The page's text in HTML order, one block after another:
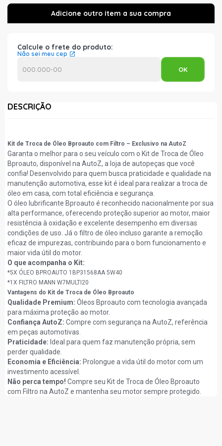
Calcule o frete do produto:
Não sei meu cep
DESCRIÇÃO
Kit de Troca de Óleo Bproauto com Filtro – Exclusivo na AutoZ
Garanta o melhor para o seu veículo com o Kit de Troca de Óleo
Bproauto, disponível na AutoZ, a loja de autopeças que você
confia! Desenvolvido para quem busca praticidade e qualidade na
manutenção automotiva, esse kit é ideal para realizar a troca de
óleo em casa, com total eficiência e segurança.
O óleo lubrificante Bproauto é reconhecido nacionalmente por sua
alta performance, oferecendo proteção superior ao motor, maior
resistência à oxidação e excelente desempenho em diversas
condições de uso. Já o filtro de óleo incluso garante a remoção
eficaz de impurezas, contribuindo para o bom funcionamento e
maior vida útil do motor.
O que acompanha o Kit:
*5X ÓLEO BPROAUTO 1BP31568AA 5W40
*1X FILTRO MANN W7MULTI20
Vantagens do Kit de Troca de Óleo Bproauto
Qualidade Premium: Óleos Bproauto com tecnologia avançada
para máxima proteção ao motor.
Confiança AutoZ: Compre com segurança na AutoZ, referência
em peças automotivas.
Praticidade: Ideal para quem faz manutenção própria, sem
perder qualidade.
Economia e Eficiência: Prolongue a vida útil do motor com um
investimento acessível.
Não perca tempo! Compre seu Kit de Troca de Óleo Bproauto
com Filtro na AutoZ e mantenha seu motor sempre protegido.